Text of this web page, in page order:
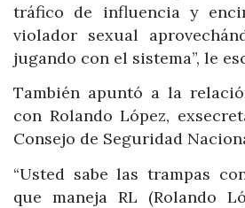
tráfico de influencia y
violador sexual
jugando con el sistema”, le
También apuntó a la
con Rolando López,
Consejo de Seguridad
“Usted sabe las trampas
que maneja RL (Rolando